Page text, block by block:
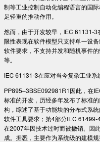
制等工业控制自动化编程语言的国
足轻重的推动作用。
然而，由于开发较早，IEC 61131-
限性表现在软件模型只支持单一设
软件要求，不支持并发和随机事件
等。
IEC 61131-3在应对当今复杂工业系
PP895–3BSE092981R1因此，在
标准的开发，历经多年发布了标准
构，综述了基于功能块的分布式系
软件工具要求；第4部分IEC
在2007年因技术过时而被撤销。因
成。据悉，主要作为系统级的建模